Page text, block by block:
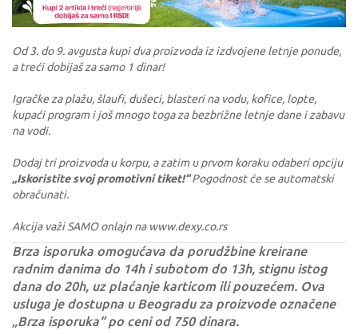
Od 3. do 9. avgusta kupi dva proizvoda iz izdvojene letnje ponude,
a treći dobijaš za samo 1 dinar!
Igračke za plažu, šlaufi, dušeci, blasteri na vodu, kofice, lopte,
kupaći program i još mnogo toga za bezbrižne letnje dane i zabavu
na vodi.
Dodaj tri proizvoda u korpu, a zatim u prvom koraku odaberi opciju
„Iskoristite svoj promotivni tiket!“Pogodnost će se automatski
obračunati.
Akcija važi SAMO onlajn na www.dexy.co.rs
Brza isporuka omogućava da porudžbine kreirane
radnim danima do 14h i subotom do 13h, stignu istog
dana do 20h, uz plaćanje karticom ili pouzećem. Ova
usluga je dostupna u Beogradu za proizvode označene
„Brza isporuka“ po ceni od 750 dinara.